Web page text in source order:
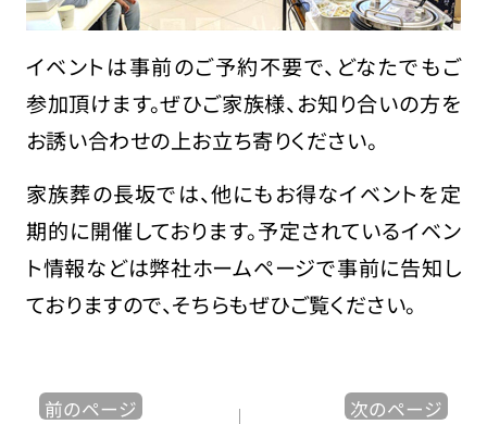
イベントは事前のご予約不要で、どなたでもご
参加頂けます。ぜひご家族様、お知り合いの方を
お誘い合わせの上お立ち寄りください。
家族葬の長坂では、他にもお得なイベントを定
期的に開催しております。予定されているイベン
ト情報などは弊社ホームページで事前に告知し
ておりますので、そちらもぜひご覧ください。
前のページ 次のページ